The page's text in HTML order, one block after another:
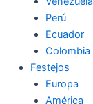
Perú
Ecuador
Colombia
Festejos
Europa
América